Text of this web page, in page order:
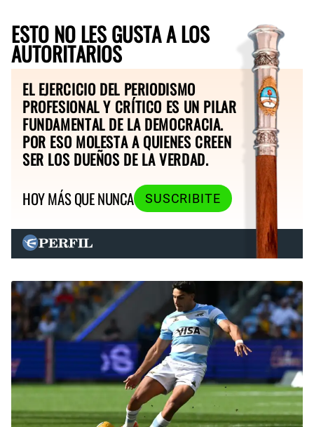
ESTO NO LES GUSTA A LOS
AUTORITARIOS
EL EJERCICIO DEL PERIODISMO
PROFESIONAL Y CRÍTICO ES UN PILAR
FUNDAMENTAL DE LA DEMOCRACIA.
POR ESO MOLESTA A QUIENES CREEN
SER LOS DUEÑOS DE LA VERDAD.
HOY MÁS QUE NUNCA
SUSCRIBITE